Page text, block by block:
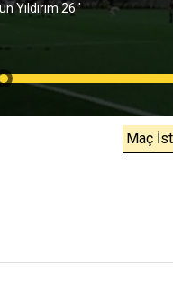
Yıldırım 26 '
Maç